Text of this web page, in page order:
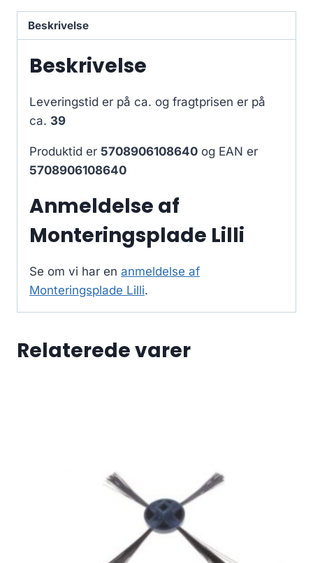
Beskrivelse
Beskrivelse
Leveringstid er på ca. og fragtprisen er på
ca. 39
Produktid er 5708906108640 og EAN er
5708906108640
Anmeldelse af
Monteringsplade Lilli
Se om vi har en anmeldelse af
Monteringsplade Lilli.
Relaterede varer